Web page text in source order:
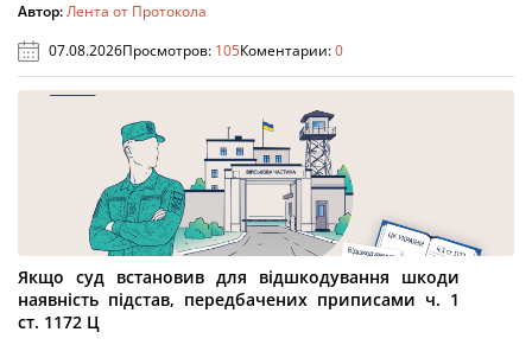
Автор:Лента от Протокола
07.08.2026Просмотров: 105Коментарии:0
Якщо суд встановив для відшкодування шкоди
наявність підстав, передбачених приписами ч. 1
ст. 1172 Ц